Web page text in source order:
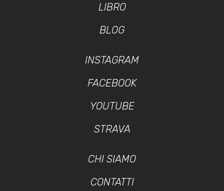
LIBRO
BLOG
INSTAGRAM
FACEBOOK
YOUTUBE
STRAVA
CHI SIAMO
CONTATTI